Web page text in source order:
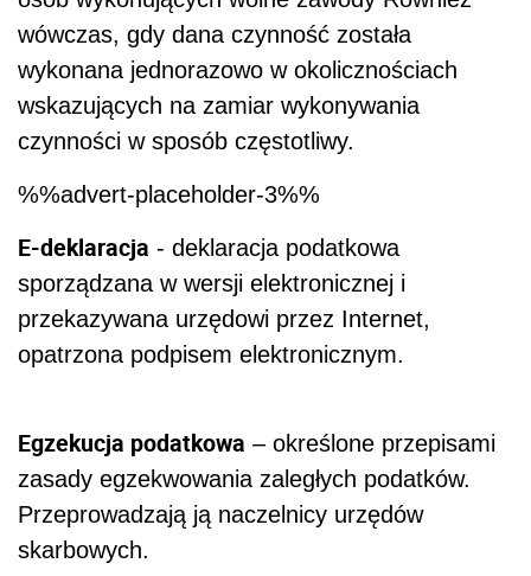
wówczas, gdy dana czynność została
wykonana jednorazowo w okolicznościach
wskazujących na zamiar wykonywania
czynności w sposób częstotliwy.
%%advert-placeholder-3%%
E-deklaracja - deklaracja podatkowa
sporządzana w wersji elektronicznej i
przekazywana urzędowi przez Internet,
opatrzona podpisem elektronicznym.
Egzekucja podatkowa – określone przepisami
zasady egzekwowania zaległych podatków.
Przeprowadzają ją naczelnicy urzędów
skarbowych.